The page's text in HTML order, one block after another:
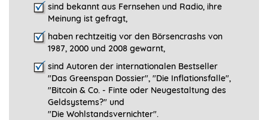
sind bekannt aus Fernsehen und Radio, ihre
Meinung ist gefragt,
haben rechtzeitig vor den Börsencrashs von
1987, 2000 und 2008 gewarnt,
sind Autoren der internationalen Bestseller
"Das Greenspan Dossier", "Die Inflationsfalle",
"Bitcoin & Co. - Finte oder Neugestaltung des
Geldsystems?" und
"Die Wohlstandsvernichter".